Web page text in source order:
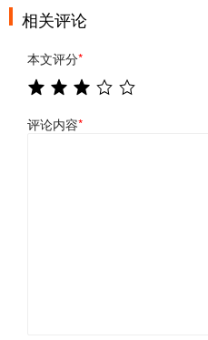
相关评论
本文评分*
评论内容*